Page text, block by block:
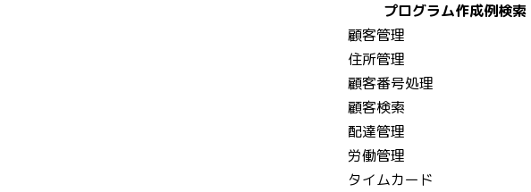
プログラム作成例検索
顧客管理
住所管理
顧客番号処理
顧客検索
配達管理
労働管理
タイムカード